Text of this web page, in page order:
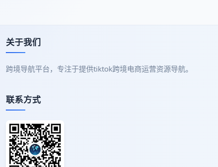
关于我们
跨境导航平台，专注于提供tiktok跨境电商运营资源导航。
联系方式